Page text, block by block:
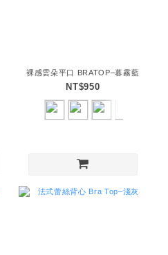
裸感雲朵平口 BRATOP–暮霧藍
NT$950